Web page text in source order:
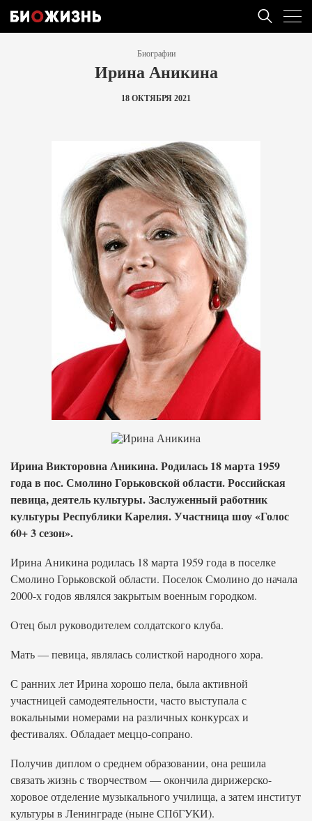
Биографии
Ирина Аникина
18 ОКТЯБРЯ 2021
Ирина Викторовна Аникина. Родилась 18 марта 1959
года в пос. Смолино Горьковской области. Российская
певица, деятель культуры. Заслуженный работник
культуры Республики Карелия. Участница шоу «Голос
60+ 3 сезон».
Ирина Аникина родилась 18 марта 1959 года в поселке
Смолино Горьковской области. Поселок Смолино до начала
2000-х годов являлся закрытым военным городком.
Отец был руководителем солдатского клуба.
Мать — певица, являлась солисткой народного хора.
С ранних лет Ирина хорошо пела, была активной
участницей самодеятельности, часто выступала с
вокальными номерами на различных конкурсах и
фестивалях. Обладает меццо-сопрано.
Получив диплом о среднем образовании, она решила
связать жизнь с творчеством — окончила дирижерско-
хоровое отделение музыкального училища, а затем институт
культуры в Ленинграде (ныне СПбГУКИ).